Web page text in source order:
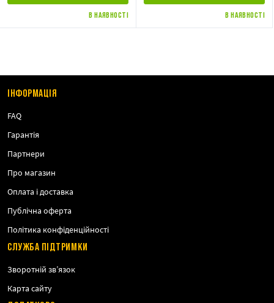
В НАЯВНОСТІ В НАЯВНОСТІ
ІНФОРМАЦІЯ
FAQ
Гарантія
Партнери
Про магазин
Оплата і доставка
Публічна оферта
Політика конфіденційності
СЛУЖБА ПІДТРИМКИ
Зворотній зв’язок
Карта сайту